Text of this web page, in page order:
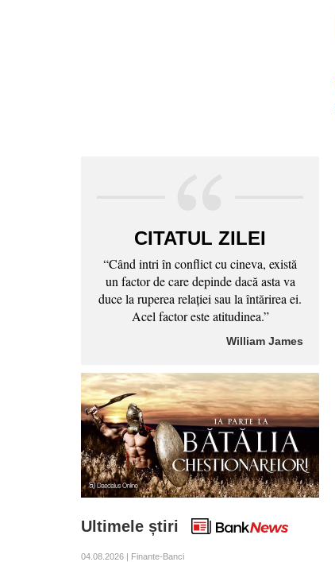
CITATUL ZILEI
“Când intri în conflict cu cineva, există
un factor de care depinde dacă asta va
duce la ruperea relaţiei sau la întărirea ei.
Acel factor este atitudinea.”
William James
Ultimele știri
04.08.2026 | Finante-Banci